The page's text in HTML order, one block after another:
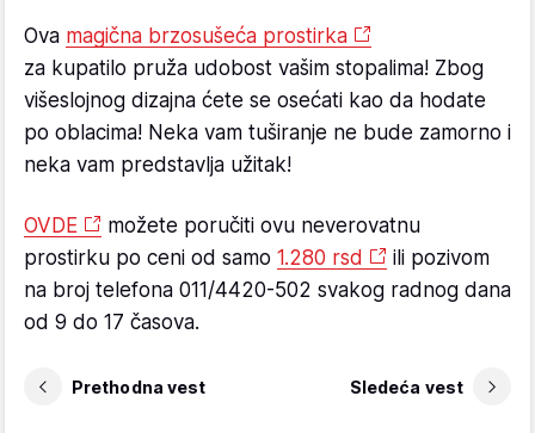
Ova magična brzosušeća prostirka
za kupatilo pruža udobost vašim stopalima! Zbog
višeslojnog dizajna ćete se osećati kao da hodate
po oblacima! Neka vam tuširanje ne bude zamorno i
neka vam predstavlja užitak!
OVDE
možete poručiti ovu neverovatnu
prostirku po ceni od samo 1.280 rsd
ili pozivom
na broj telefona 011/4420-502 svakog radnog dana
od 9 do 17 časova.
Prethodna vest Sledeća vest